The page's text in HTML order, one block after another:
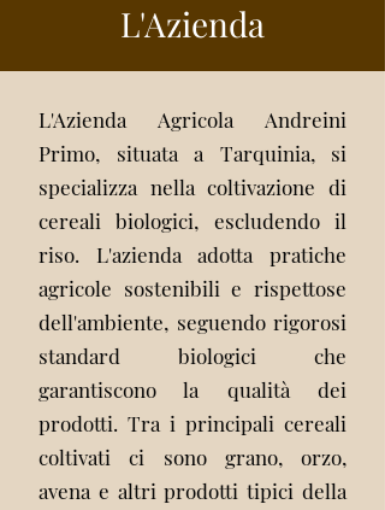
L'Azienda
L'Azienda Agricola Andreini
Primo, situata a Tarquinia, si
specializza nella coltivazione di
cereali biologici, escludendo il
riso. L'azienda adotta pratiche
agricole sostenibili e rispettose
dell'ambiente, seguendo rigorosi
standard biologici che
garantiscono la qualità dei
prodotti. Tra i principali cereali
coltivati ci sono grano, orzo,
avena e altri prodotti tipici della